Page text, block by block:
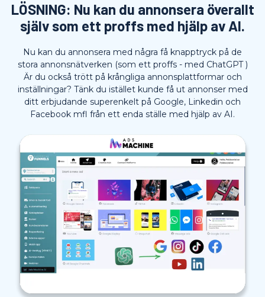
LÖSNING: Nu kan du annonsera överallt
själv som ett proffs med hjälp av AI.
Nu kan du annonsera med några få knapptryck på de
stora annonsnätverken (som ett proffs - med ChatGPT )
Är du också trött på krångliga annonsplattformar och
inställningar? Tänk du istället kunde få ut annonser med
ditt erbjudande superenkelt på Google, Linkedin och
Facebook mfl från ett enda ställe med hjälp av AI.